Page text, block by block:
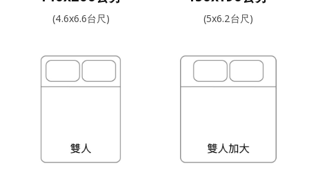
(4.6x6.6台尺) (5x6.2台尺)